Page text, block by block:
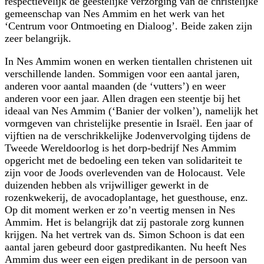
gemeenschap van Nes Ammim en het werk van het
‘Centrum voor Ontmoeting en Dialoog’. Beide zaken zijn
zeer belangrijk.
In Nes Ammim wonen en werken tientallen christenen uit
verschillende landen. Sommigen voor een aantal jaren,
anderen voor aantal maanden (de ‘vutters’) en weer
anderen voor een jaar. Allen dragen een steentje bij het
ideaal van Nes Ammim (‘Banier der volken’), namelijk het
vormgeven van christelijke presentie in Israël. Een jaar of
vijftien na de verschrikkelijke Jodenvervolging tijdens de
Tweede Wereldoorlog is het dorp-bedrijf Nes Ammim
opgericht met de bedoeling een teken van solidariteit te
zijn voor de Joods overlevenden van de Holocaust. Vele
duizenden hebben als vrijwilliger gewerkt in de
rozenkwekerij, de avocadoplantage, het guesthouse, enz.
Op dit moment werken er zo’n veertig mensen in Nes
Ammim. Het is belangrijk dat zij pastorale zorg kunnen
krijgen. Na het vertrek van ds. Simon Schoon is dat een
aantal jaren gebeurd door gastpredikanten. Nu heeft Nes
Ammim dus weer een eigen predikant in de persoon van